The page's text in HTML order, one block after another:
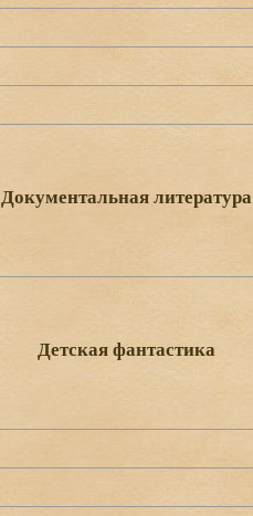
Документальная литература
Детская фантастика